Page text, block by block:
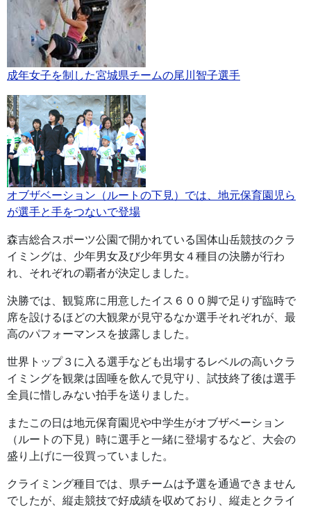
成年女子を制した宮城県チームの尾川智子選手
オブザベーション（ルートの下見）では、地元保育園児ら
が選手と手をつないで登場
森吉総合スポーツ公園で開かれている国体山岳競技のクラ
イミングは、少年男女及び少年男女４種目の決勝が行わ
れ、それぞれの覇者が決定しました。
決勝では、観覧席に用意したイス６００脚で足りず臨時で
席を設けるほどの大観衆が見守るなか選手それぞれが、最
高のパフォーマンスを披露しました。
世界トップ３に入る選手なども出場するレベルの高いクラ
イミングを観衆は固唾を飲んで見守り、試技終了後は選手
全員に惜しみない拍手を送りました。
またこの日は地元保育園児や中学生がオブザベーション
（ルートの下見）時に選手と一緒に登場するなど、大会の
盛り上げに一役買っていました。
クライミング種目では、県チームは予選を通過できません
でしたが、縦走競技で好成績を収めており、縦走とクライ